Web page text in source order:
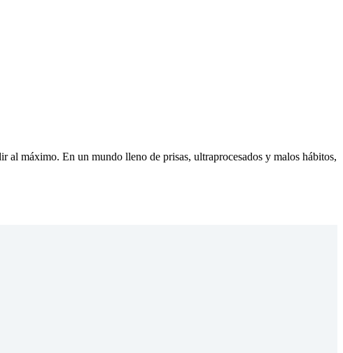
al máximo. En un mundo lleno de prisas, ultraprocesados y malos hábitos,